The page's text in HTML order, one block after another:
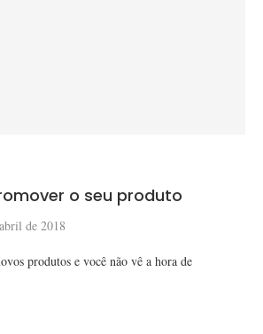
o seu produto
de 2018
produtos e você não vê a hora de